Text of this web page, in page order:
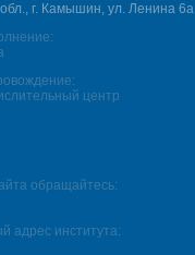
г. Камышин, ул. Ленина 6а
центр
обращайтесь:
адрес института: